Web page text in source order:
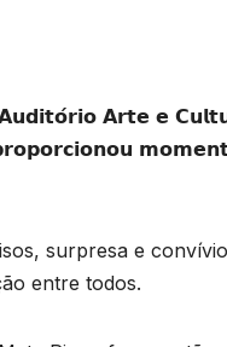
𝗔𝗿𝘁𝗲 𝗲
surpresa e
entre todos.